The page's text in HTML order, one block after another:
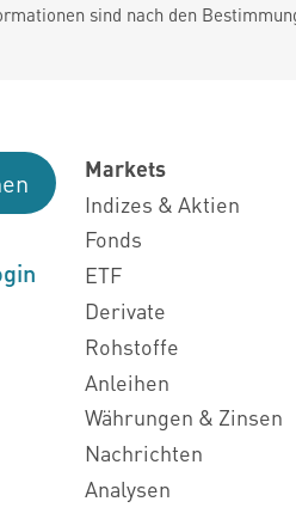
sind nach den
Markets
Indizes & Aktien
Fonds
ETF
Derivate
Rohstoffe
Anleihen
Währungen & Zinsen
Nachrichten
Analysen